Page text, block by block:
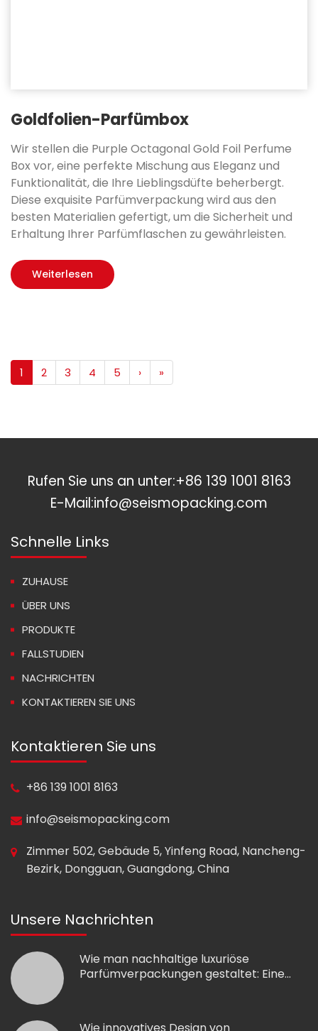
Goldfolien-Parfümbox
Wir stellen die Purple Octagonal Gold Foil Perfume
Box vor, eine perfekte Mischung aus Eleganz und
Funktionalität, die Ihre Lieblingsdüfte beherbergt.
Diese exquisite Parfümverpackung wird aus den
besten Materialien gefertigt, um die Sicherheit und
Erhaltung Ihrer Parfümflaschen zu gewährleisten.
Weiterlesen
1 2 3 4 5 › »
Rufen Sie uns an unter:+86 139 1001 8163
E-Mail:info@seismopacking.com
Schnelle Links
ZUHAUSE
ÜBER UNS
PRODUKTE
FALLSTUDIEN
NACHRICHTEN
KONTAKTIEREN SIE UNS
Kontaktieren Sie uns
+86 139 1001 8163
info@seismopacking.com
Zimmer 502, Gebäude 5, Yinfeng Road, Nancheng-
Bezirk, Dongguan, Guangdong, China
Unsere Nachrichten
Wie man nachhaltige luxuriöse
Parfümverpackungen gestaltet: Eine